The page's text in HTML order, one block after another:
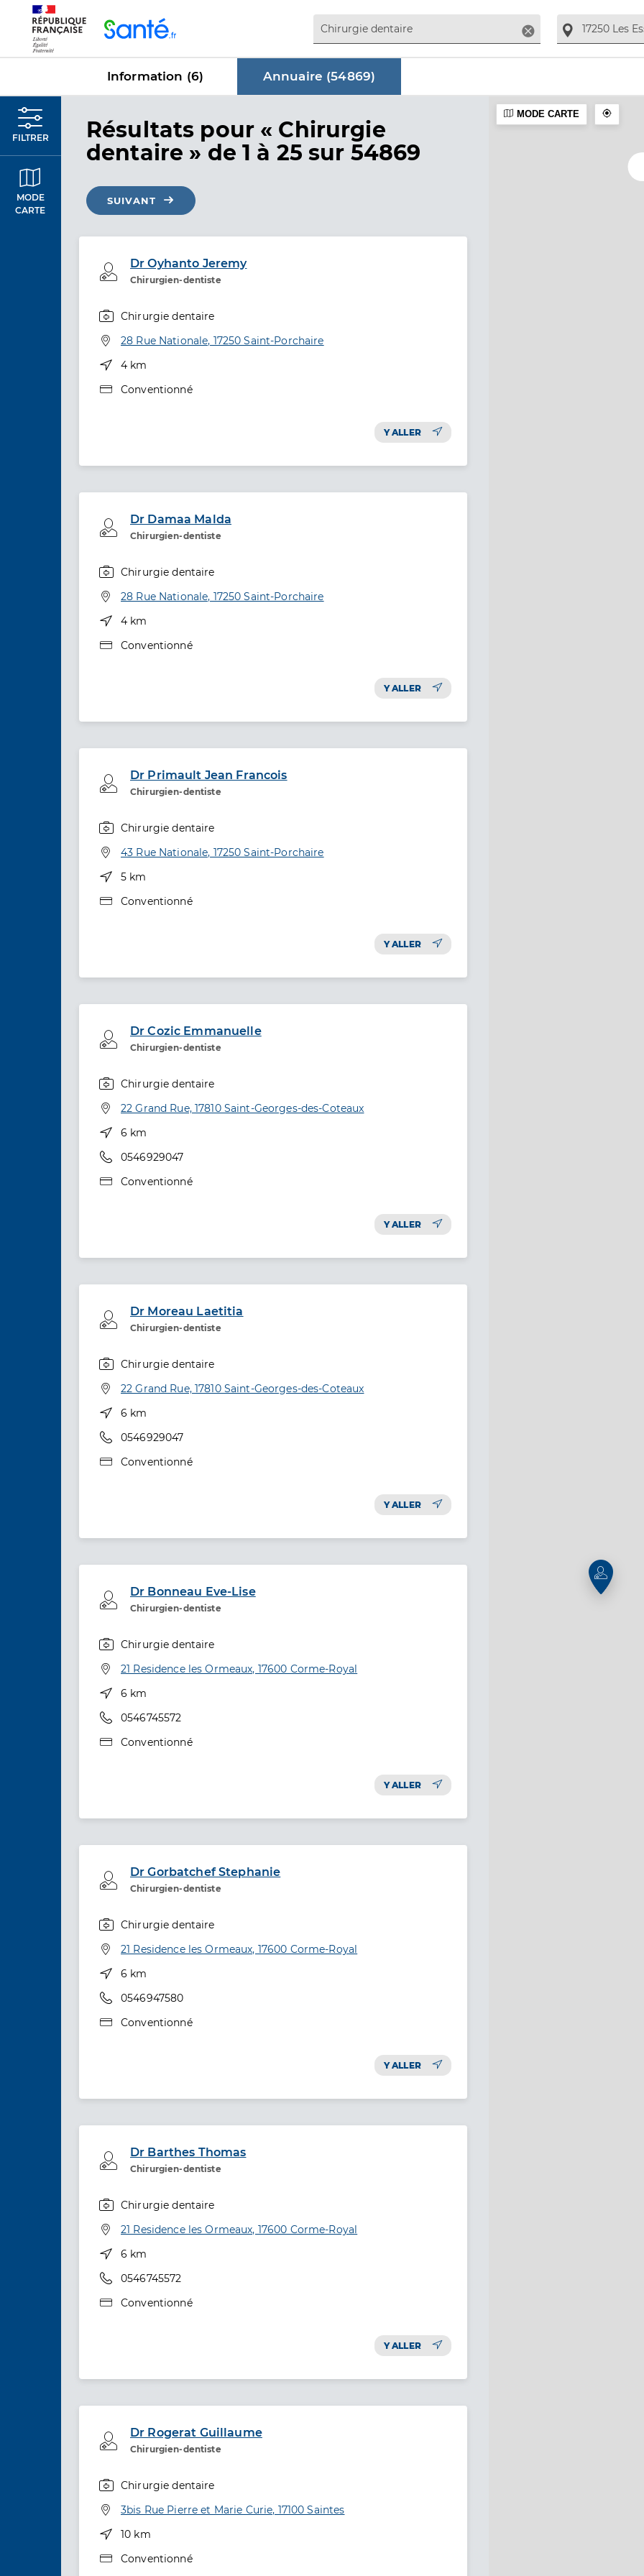
Supprimer
Information (6) Annuaire (54869)
FILTRER
MODE
CARTE
Résultats dans Annuaire
pour « Chirurgie
dentaire » de 1 à 25 sur 54869
SUIVANT
Dr Oyhanto Jeremy
Chirurgien-dentiste
Professionel de santé
Chirurgie dentaire
Adresse
28 Rue Nationale, 17250 Saint-Porchaire
Distance
4 km
Type de convention
Conventionné
Y ALLER
Dr Damaa Malda
Chirurgien-dentiste
Professionel de santé
Chirurgie dentaire
Adresse
28 Rue Nationale, 17250 Saint-Porchaire
Distance
4 km
Type de convention
Conventionné
Y ALLER
Dr Primault Jean Francois
Chirurgien-dentiste
Professionel de santé
Chirurgie dentaire
Adresse
43 Rue Nationale, 17250 Saint-Porchaire
Distance
5 km
Type de convention
Conventionné
Y ALLER
Dr Cozic Emmanuelle
Chirurgien-dentiste
Professionel de santé
Chirurgie dentaire
Adresse
22 Grand Rue, 17810 Saint-Georges-des-Coteaux
Distance
6 km
Téléphone
0546929047
Type de convention
Conventionné
Y ALLER
Dr Moreau Laetitia
Chirurgien-dentiste
Professionel de santé
Chirurgie dentaire
Adresse
22 Grand Rue, 17810 Saint-Georges-des-Coteaux
Distance
6 km
Téléphone
0546929047
Type de convention
Conventionné
Y ALLER
Dr Bonneau Eve-Lise
Chirurgien-dentiste
Professionel de santé
Chirurgie dentaire
Adresse
21 Residence les Ormeaux, 17600 Corme-Royal
Distance
6 km
Téléphone
0546745572
Type de convention
Conventionné
Y ALLER
Dr Gorbatchef Stephanie
Chirurgien-dentiste
Professionel de santé
Chirurgie dentaire
Adresse
21 Residence les Ormeaux, 17600 Corme-Royal
Distance
6 km
Téléphone
0546947580
Type de convention
Conventionné
Y ALLER
Dr Barthes Thomas
Chirurgien-dentiste
Professionel de santé
Chirurgie dentaire
Adresse
21 Residence les Ormeaux, 17600 Corme-Royal
Distance
6 km
Téléphone
0546745572
Type de convention
Conventionné
Y ALLER
Dr Rogerat Guillaume
Chirurgien-dentiste
Professionel de santé
Chirurgie dentaire
Adresse
3bis Rue Pierre et Marie Curie, 17100 Saintes
Distance
10 km
Type de convention
Conventionné
MODE CARTE
Panneau de gestion des cookies